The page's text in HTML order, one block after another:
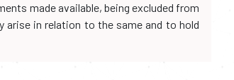
made available, being excluded from
in relation to the same and to hold